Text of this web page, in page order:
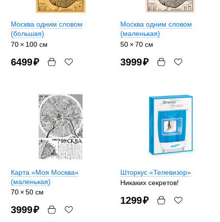
Москва одним словом
(большая)
70 × 100 см
6499₽
Москва одним словом
(маленькая)
50 × 70 см
3999₽
Карта «Моя Москва»
(маленькая)
70 × 50 см
3999₽
Шторкус «Телевизор»
Никаких секретов!
1299₽